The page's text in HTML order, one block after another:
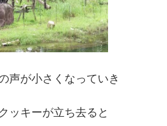
声が小さくなっていき
ッキーが立ち去ると